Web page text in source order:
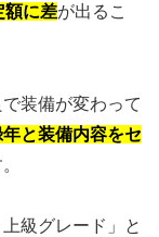
額に差が出るこ
装備が変わって
と装備内容をセ
級グレード」と